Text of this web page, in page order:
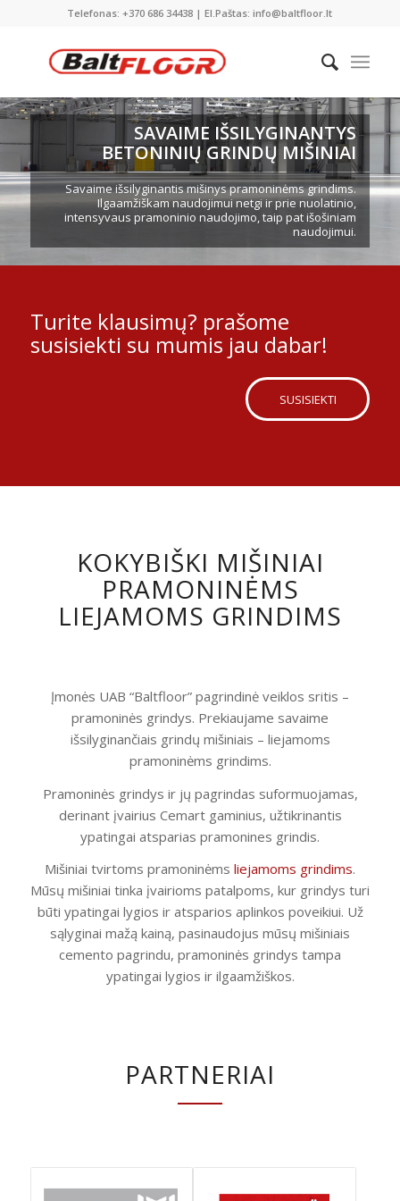
Telefonas: +370 686 34438 | El.Paštas: info@baltfloor.lt
SAVAIME IŠSILYGINANTYS
BETONINIŲ GRINDŲ MIŠINIAI
Savaime išsilyginantis mišinys pramoninėms grindims.
Ilgaamžiškam naudojimui netgi ir prie nuolatinio,
intensyvaus pramoninio naudojimo, taip pat išošiniam
naudojimui.
Turite klausimų? prašome
susisiekti su mumis jau dabar!
SUSISIEKTI
KOKYBIŠKI MIŠINIAI
PRAMONINĖMS
LIEJAMOMS GRINDIMS
Įmonės UAB “Baltfloor” pagrindinė veiklos sritis –
pramoninės grindys. Prekiaujame savaime
išsilyginančiais grindų mišiniais – liejamoms
pramoninėms grindims.
Pramoninės grindys ir jų pagrindas suformuojamas,
derinant įvairius Cemart gaminius, užtikrinantis
ypatingai atsparias pramonines grindis.
Mišiniai tvirtoms pramoninėms liejamoms grindims.
Mūsų mišiniai tinka įvairioms patalpoms, kur grindys turi
būti ypatingai lygios ir atsparios aplinkos poveikiui. Už
sąlyginai mažą kainą, pasinaudojus mūsų mišiniais
cemento pagrindu, pramoninės grindys tampa
ypatingai lygios ir ilgaamžiškos.
PARTNERIAI